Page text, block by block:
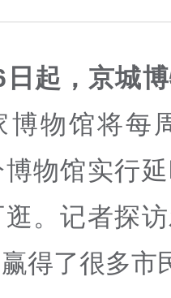
日起，京城
博物馆将每
物馆实行
。记者探
得了很多市